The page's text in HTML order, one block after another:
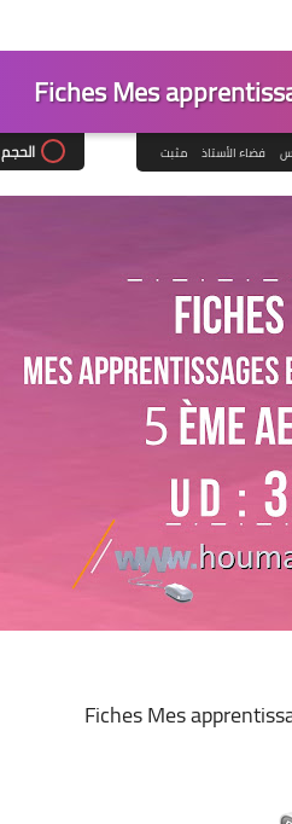
Fiches Mes
فضاء الأستاذ مثبت الحجم
Fiches Mes